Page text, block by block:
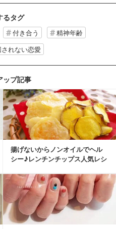
るタグ
付き合う
精神年齢
れない恋愛
ップ記事
揚げないからノンオイルでヘル
シー♪レンチンチップス人気レシ